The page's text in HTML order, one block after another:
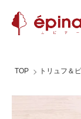
TOP トリュフ＆